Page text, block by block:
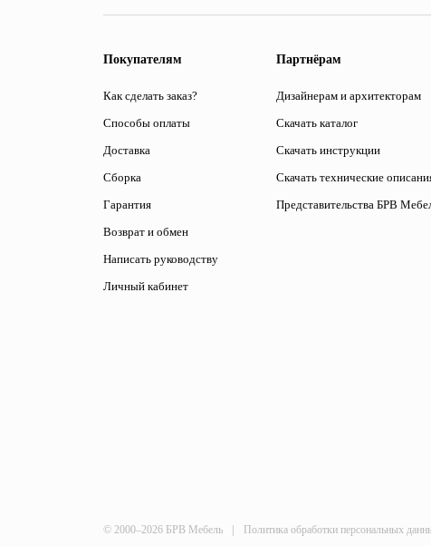
Покупателям
Как сделать заказ?
Способы оплаты
Доставка
Сборка
Гарантия
Возврат и обмен
Написать руководству
Личный кабинет
Партнёрам
Дизайнерам и архитекторам
Скачать каталог
Скачать инструкции
Скачать технические
Представительства БРВ
© 2000–2026 БРВ Мебель | Политика обработки персональных